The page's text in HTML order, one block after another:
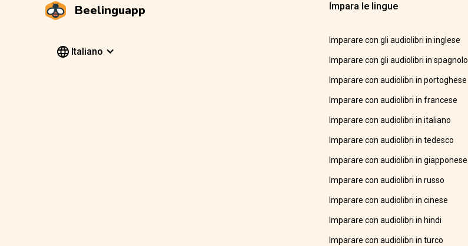
Beelinguapp
Italiano
Impara le lingue
Imparare con gli audiolibri in inglese
Imparare con gli audiolibri in spagnolo
Imparare con audiolibri in portoghese
Imparare con audiolibri in francese
Imparare con audiolibri in italiano
Imparare con audiolibri in tedesco
Imparare con audiolibri in giapponese
Imparare con audiolibri in russo
Imparare con audiolibri in cinese
Imparare con audiolibri in hindi
Imparare con audiolibri in turco